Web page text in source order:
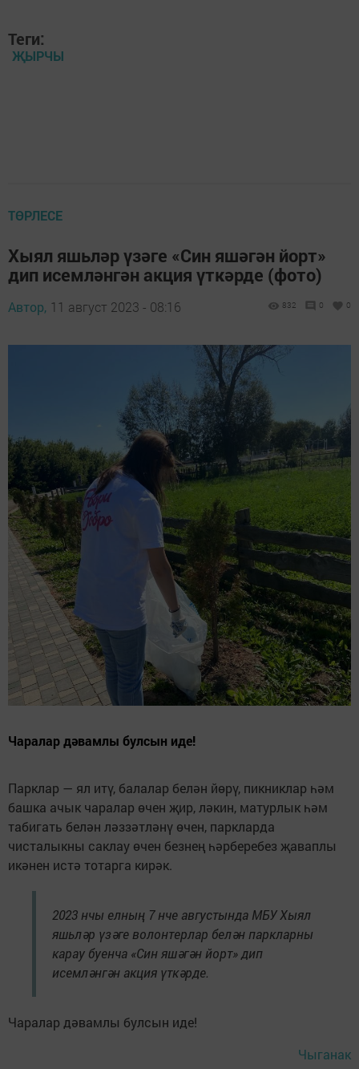
Теги:
ҖЫРЧЫ
ТӨРЛЕСЕ
Хыял яшьләр үзәге «Син яшәгән йорт»
дип исемләнгән акция үткәрде (фото)
Автор, 11 август 2023 - 08:16 832 0 0
Чаралар дәвамлы булсын иде!
Парклар — ял итү, балалар белән йөрү, пикниклар һәм
башка ачык чаралар өчен җир, ләкин, матурлык һәм
табигать белән ләззәтләнү өчен, паркларда
чисталыкны саклау өчен безнең һәрберебез җаваплы
икәнен истә тотарга кирәк.
2023 нчы елның 7 нче августында МБУ Хыял
яшьләр үзәге волонтерлар белән паркларны
карау буенча «Син яшәгән йорт» дип
исемләнгән акция үткәрде.
Чаралар дәвамлы булсын иде!
Чыганак